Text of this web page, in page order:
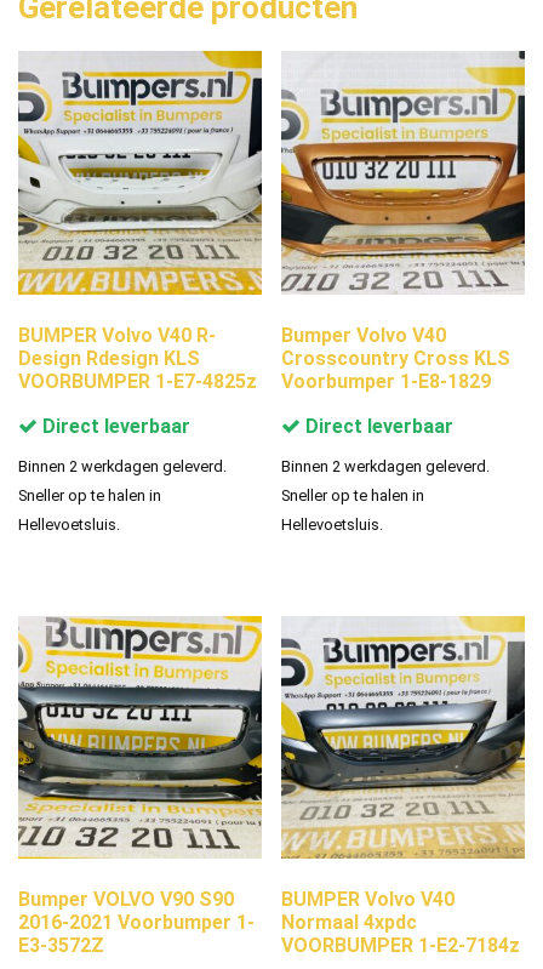
Gerelateerde producten
BUMPER Volvo V40 R-
Design Rdesign KLS
VOORBUMPER 1-E7-4825z
Direct leverbaar
Binnen 2 werkdagen geleverd.
Sneller op te halen in
Hellevoetsluis.
Bumper Volvo V40
Crosscountry Cross KLS
Voorbumper 1-E8-1829
Direct leverbaar
Binnen 2 werkdagen geleverd.
Sneller op te halen in
Hellevoetsluis.
Bumper VOLVO V90 S90
2016-2021 Voorbumper 1-
E3-3572Z
BUMPER Volvo V40
Normaal 4xpdc
VOORBUMPER 1-E2-7184z